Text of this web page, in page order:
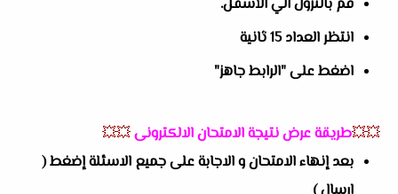
قم بالنزول الي الأسفل.
انتظر العداد 15 ثانية
اضغط على "الرابط جاهز"
💥💥طريقة عرض نتيجة الامتحان الالكترونى💥💥
بعد إنهاء الامتحان و الاجابة على جميع الاسئلة إضغط (